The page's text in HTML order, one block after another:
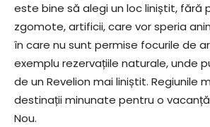
este bine să alegi un loc liniștit, fără
zgomote, artificii, care vor speria
în care nu sunt permise focurile de
exemplu rezervațiile naturale, unde
de un Revelion mai liniștit. Regiunile
destinații minunate pentru o vacanță
Nou.